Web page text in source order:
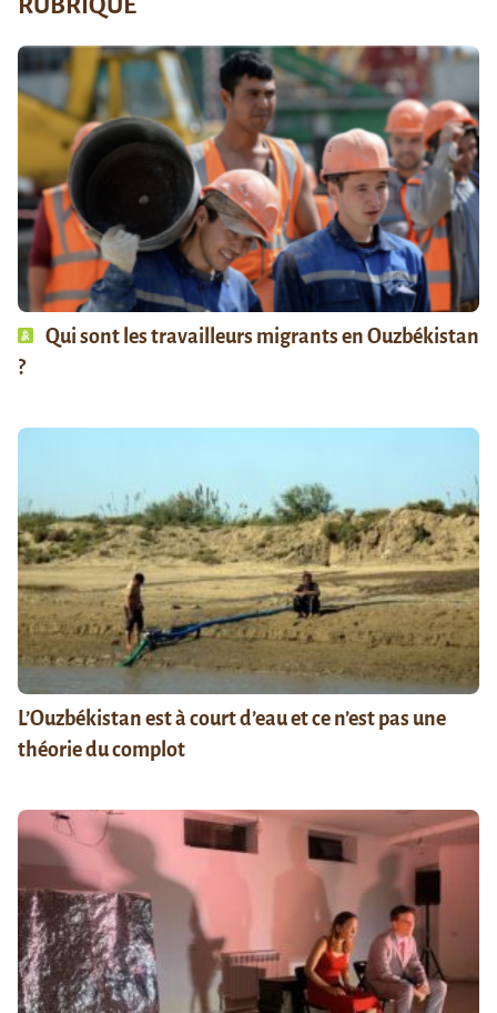
Qui sont les travailleurs migrants en Ouzbékistan
?
L’Ouzbékistan est à court d’eau et ce n’est pas une
théorie du complot